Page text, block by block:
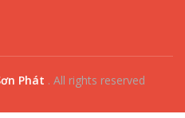
Phát . All rights reserved